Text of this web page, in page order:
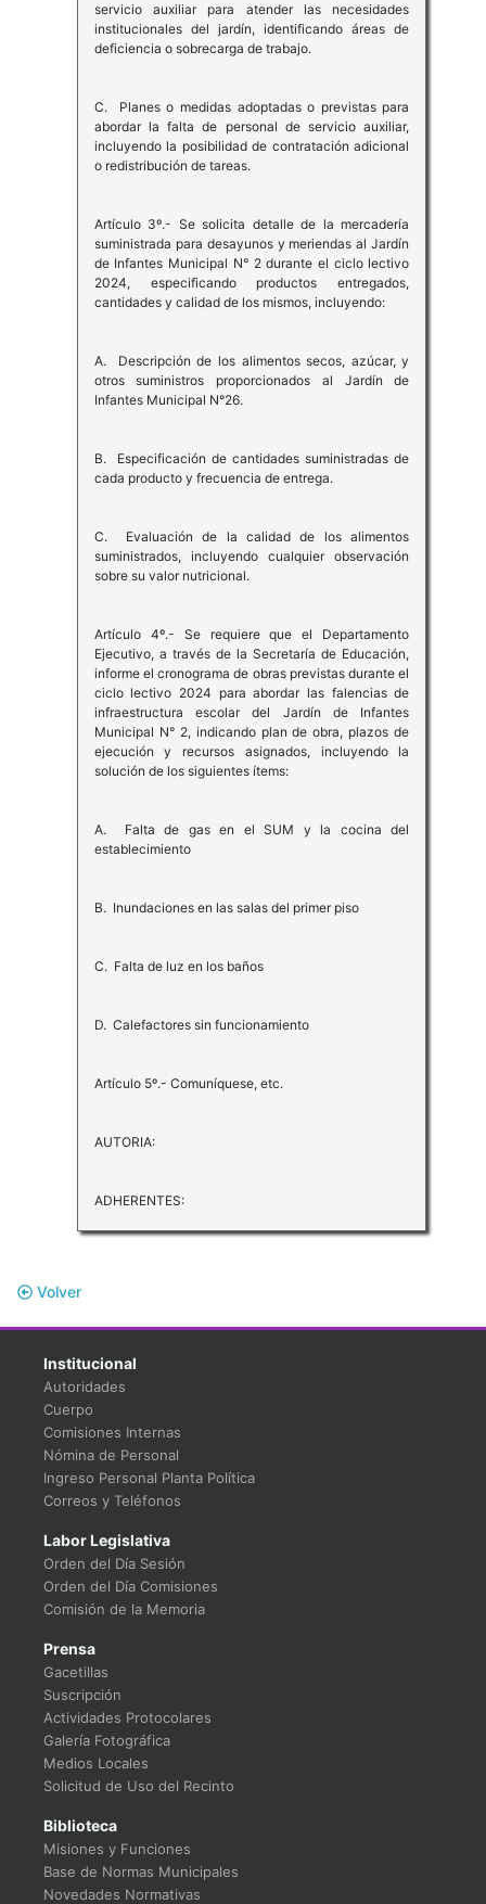
servicio auxiliar para atender las necesidades
institucionales del jardín, identificando áreas de
deficiencia o sobrecarga de trabajo.
C. Planes o medidas adoptadas o previstas para
abordar la falta de personal de servicio auxiliar,
incluyendo la posibilidad de contratación adicional
o redistribución de tareas.
Artículo 3º.- Se solicita detalle de la mercadería
suministrada para desayunos y meriendas al Jardín
de Infantes Municipal N° 2 durante el ciclo lectivo
2024, especificando productos entregados,
cantidades y calidad de los mismos, incluyendo:
A. Descripción de los alimentos secos, azúcar, y
otros suministros proporcionados al Jardín de
Infantes Municipal N°26.
B. Especificación de cantidades suministradas de
cada producto y frecuencia de entrega.
C. Evaluación de la calidad de los alimentos
suministrados, incluyendo cualquier observación
sobre su valor nutricional.
Artículo 4º.- Se requiere que el Departamento
Ejecutivo, a través de la Secretaría de Educación,
informe el cronograma de obras previstas durante el
ciclo lectivo 2024 para abordar las falencias de
infraestructura escolar del Jardín de Infantes
Municipal N° 2, indicando plan de obra, plazos de
ejecución y recursos asignados, incluyendo la
solución de los siguientes ítems:
A. Falta de gas en el SUM y la cocina del
establecimiento
B. Inundaciones en las salas del primer piso
C. Falta de luz en los baños
D. Calefactores sin funcionamiento
Artículo 5º.- Comuníquese, etc.
AUTORIA:
ADHERENTES:
Volver
Institucional
Autoridades
Cuerpo
Comisiones Internas
Nómina de Personal
Ingreso Personal Planta Política
Correos y Teléfonos
Labor Legislativa
Orden del Día Sesión
Orden del Día Comisiones
Comisión de la Memoria
Prensa
Gacetillas
Suscripción
Actividades Protocolares
Galería Fotográfica
Medios Locales
Solicitud de Uso del Recinto
Biblioteca
Misiones y Funciones
Base de Normas Municipales
Novedades Normativas